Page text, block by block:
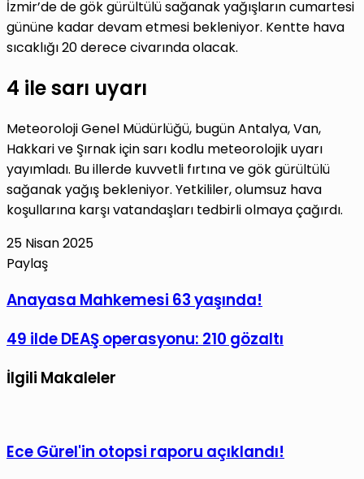
İzmir’de de gök gürültülü sağanak yağışların cumartesi
gününe kadar devam etmesi bekleniyor. Kentte hava
sıcaklığı 20 derece civarında olacak.
4 ile sarı uyarı
Meteoroloji Genel Müdürlüğü, bugün Antalya, Van,
Hakkari ve Şırnak için sarı kodlu meteorolojik uyarı
yayımladı. Bu illerde kuvvetli fırtına ve gök gürültülü
sağanak yağış bekleniyor. Yetkililer, olumsuz hava
koşullarına karşı vatandaşları tedbirli olmaya çağırdı.
25 Nisan 2025
Paylaş
Posta
paylaş
Anayasa
63
Anayasa Mahkemesi 63 yaşında!
49
DEAŞ
49 ilde DEAŞ operasyonu: 210 gözaltı
İlgili Makaleler
Ece Gürel'in otopsi raporu açıklandı!